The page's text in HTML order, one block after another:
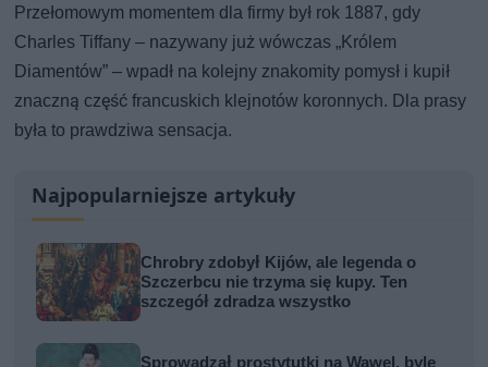
Przełomowym momentem dla firmy był rok 1887, gdy
Charles Tiffany – nazywany już wówczas „Królem
Diamentów” – wpadł na kolejny znakomity pomysł i kupił
znaczną część francuskich klejnotów koronnych. Dla prasy
była to prawdziwa sensacja.
Najpopularniejsze artykuły
Chrobry zdobył Kijów, ale legenda o
Szczerbcu nie trzyma się kupy. Ten
szczegół zdradza wszystko
Sprowadzał prostytutki na Wawel, byle